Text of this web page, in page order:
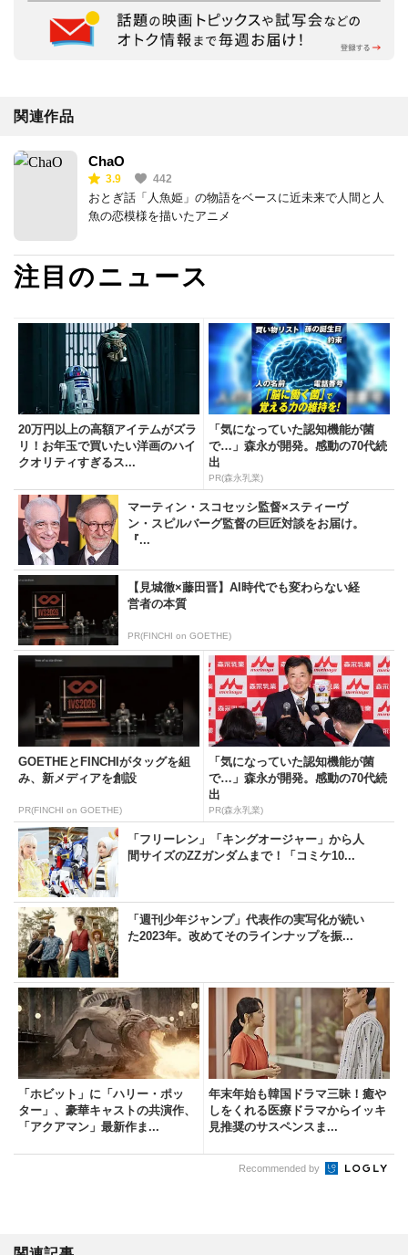
関連作品
ChaO
3.9 442
おとぎ話「人魚姫」の物語をベースに近未来で人間と人
魚の恋模様を描いたアニメ
注目のニュース
20万円以上の高額アイテムがズラ
リ！お年玉で買いたい洋画のハイ
クオリティすぎるス...
「気になっていた認知機能が菌
で…」森永が開発。感動の70代続
出
PR(森永乳業)
マーティン・スコセッシ監督×スティーヴ
ン・スピルバーグ監督の巨匠対談をお届け。
『...
【見城徹×藤田晋】AI時代でも変わらない経
営者の本質
PR(FINCHI on GOETHE)
GOETHEとFINCHIがタッグを組
み、新メディアを創設
PR(FINCHI on GOETHE)
「気になっていた認知機能が菌
で…」森永が開発。感動の70代続
出
PR(森永乳業)
「フリーレン」「キングオージャー」から人
間サイズのZZガンダムまで！「コミケ10...
「週刊少年ジャンプ」代表作の実写化が続い
た2023年。改めてそのラインナップを振...
「ホビット」に「ハリー・ポッ
ター」、豪華キャストの共演作、
「アクアマン」最新作ま...
年末年始も韓国ドラマ三昧！癒や
しをくれる医療ドラマからイッキ
見推奨のサスペンスま...
Recommended by